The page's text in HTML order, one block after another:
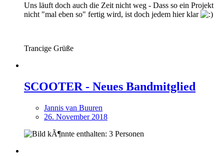
Uns läuft doch auch die Zeit nicht weg - Dass so ein Projekt
nicht "mal eben so" fertig wird, ist doch jedem hier klar
Trancige Grüße
SCOOTER - Neues Bandmitglied
Jannis van Buuren
26. November 2018